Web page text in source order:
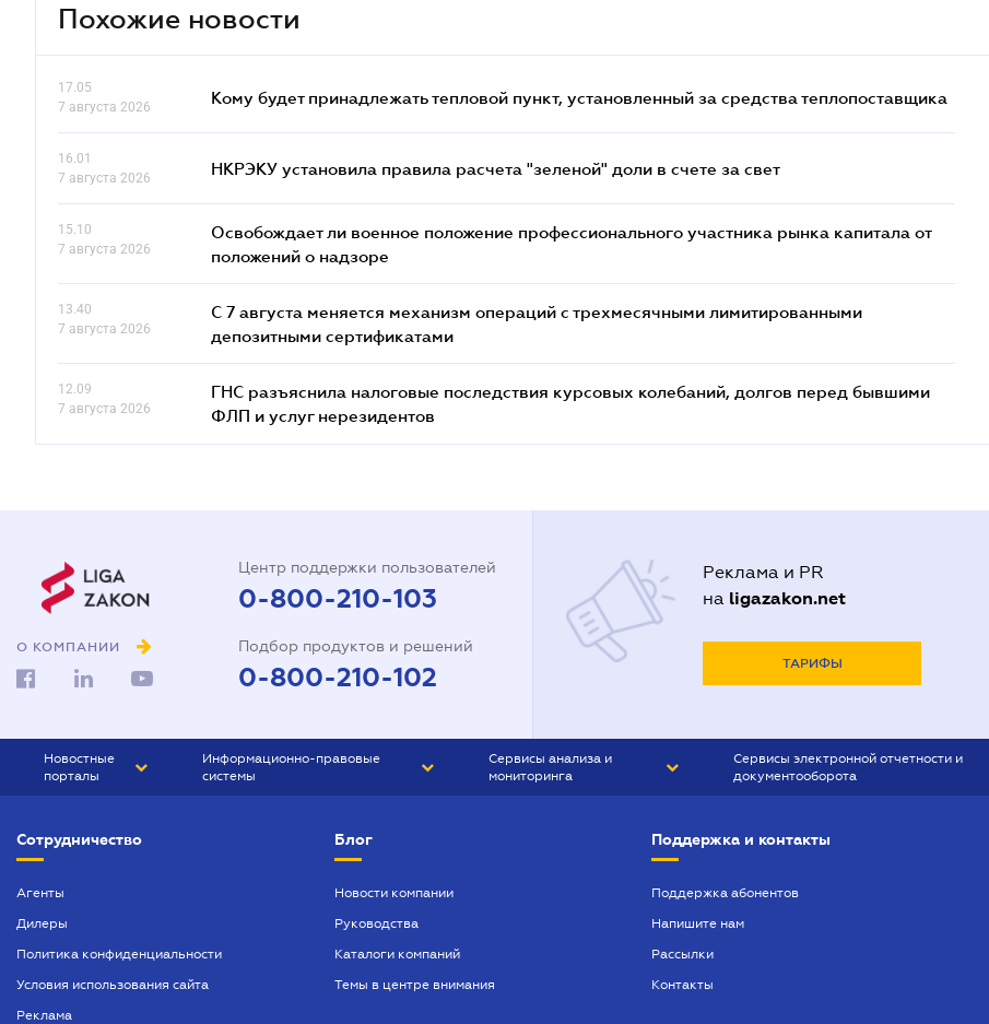
Похожие новости
17.05
7 августа 2026
Кому будет принадлежать тепловой пункт, установленный за средства теплопоставщика
16.01
7 августа 2026
НКРЭКУ установила правила расчета "зеленой" доли в счете за свет
15.10
7 августа 2026
Освобождает ли военное положение профессионального участника рынка капитала от
положений о надзоре
13.40
7 августа 2026
С 7 августа меняется механизм операций с трехмесячными лимитированными
депозитными сертификатами
12.09
7 августа 2026
ГНС разъяснила налоговые последствия курсовых колебаний, долгов перед бывшими
ФЛП и услуг нерезидентов
О КОМПАНИИ
Центр поддержки пользователей
0-800-210-103
Подбор продуктов и решений
0-800-210-102
Реклама и PR
на ligazakon.net
ТАРИФЫ
Новостные
порталы
БИЗНЕС
Информационно-правовые
системы
БУХГАЛТЕР ПРОФ
ЮРИСТ ПРОФ
Сервисы анализа и
мониторинга
Сервисы электронной отчетности и
документооборота
Сотрудничество
Агенты
Дилеры
Политика конфиденциальности
Условия использования сайта
Реклама
Блог
Новости компании
Руководства
Каталоги компаний
Темы в центре внимания
Поддержка и контакты
Поддержка абонентов
Напишите нам
Рассылки
Контакты